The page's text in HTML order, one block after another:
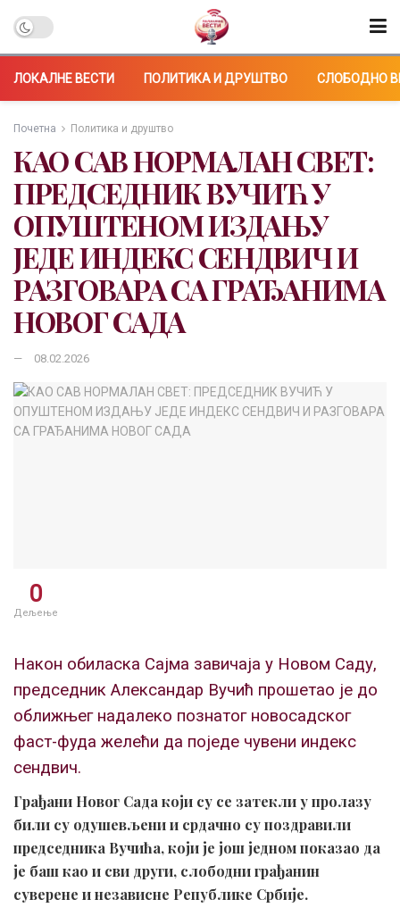
ЛОКАЛНЕ ВЕСТИ ПОЛИТИКА И ДРУШТВО СЛОБОДНО
Почетна Политика и друштво
КАО САВ НОРМАЛАН СВЕТ:
ПРЕДСЕДНИК ВУЧИЋ У
ОПУШТЕНОМ ИЗДАЊУ
ЈЕДЕ ИНДЕКС СЕНДВИЧ И
РАЗГОВАРА СА ГРАЂАНИМА
НОВОГ САДА
08.02.2026
0
Дељење
Након обиласка Сајма завичаја у Новом Саду,
председник Александар Вучић прошетао је до
оближњег надалеко познатог новосадског
фаст-фуда желећи да поједе чувени индекс
сендвич.
Грађани Новог Сада који су се затекли у пролазу
били су одушевљени и срдачно су поздравили
председника Вучића, који је још једном показао да
је баш као и сви други, слободни грађанин
суверене и независне Републике Србије.